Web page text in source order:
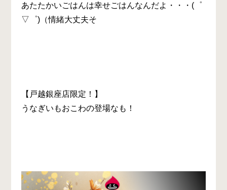
あたたかいごはんは幸せごはんなんだよ・・・(゜
▽゜)（情緒大丈夫そ
【戸越銀座店限定！】
うなぎいもおこわの登場なも！